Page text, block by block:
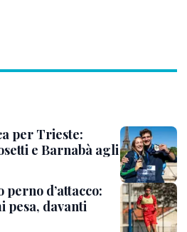
per Trieste:
e Barnabà agli
d’attacco:
pesa, davanti